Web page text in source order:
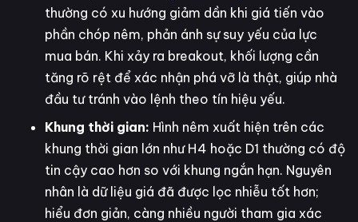
thường có xu hướng giảm dần khi giá tiến vào
phần chóp nêm, phản ánh sự suy yếu của lực
mua bán. Khi xảy ra breakout, khối lượng cần
tăng rõ rệt để xác nhận phá vỡ là thật, giúp nhà
đầu tư tránh vào lệnh theo tín hiệu yếu.
Khung thời gian: Hình nêm xuất hiện trên các
khung thời gian lớn như H4 hoặc D1 thường có độ
tin cậy cao hơn so với khung ngắn hạn. Nguyên
nhân là dữ liệu giá đã được lọc nhiễu tốt hơn;
hiểu đơn giản, càng nhiều người tham gia xác